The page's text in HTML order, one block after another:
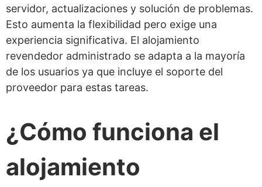
servidor, actualizaciones y solución de problemas.
Esto aumenta la flexibilidad pero exige una
experiencia significativa. El alojamiento
revendedor administrado se adapta a la mayoría
de los usuarios ya que incluye el soporte del
proveedor para estas tareas.
¿Cómo funciona el
alojamiento